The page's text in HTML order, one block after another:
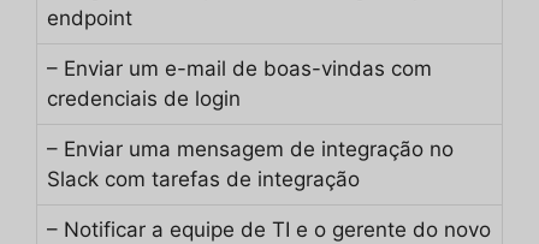
endpoint
– Enviar um e-mail de boas-vindas com
credenciais de login
– Enviar uma mensagem de integração no
Slack com tarefas de integração
– Notificar a equipe de TI e o gerente do novo